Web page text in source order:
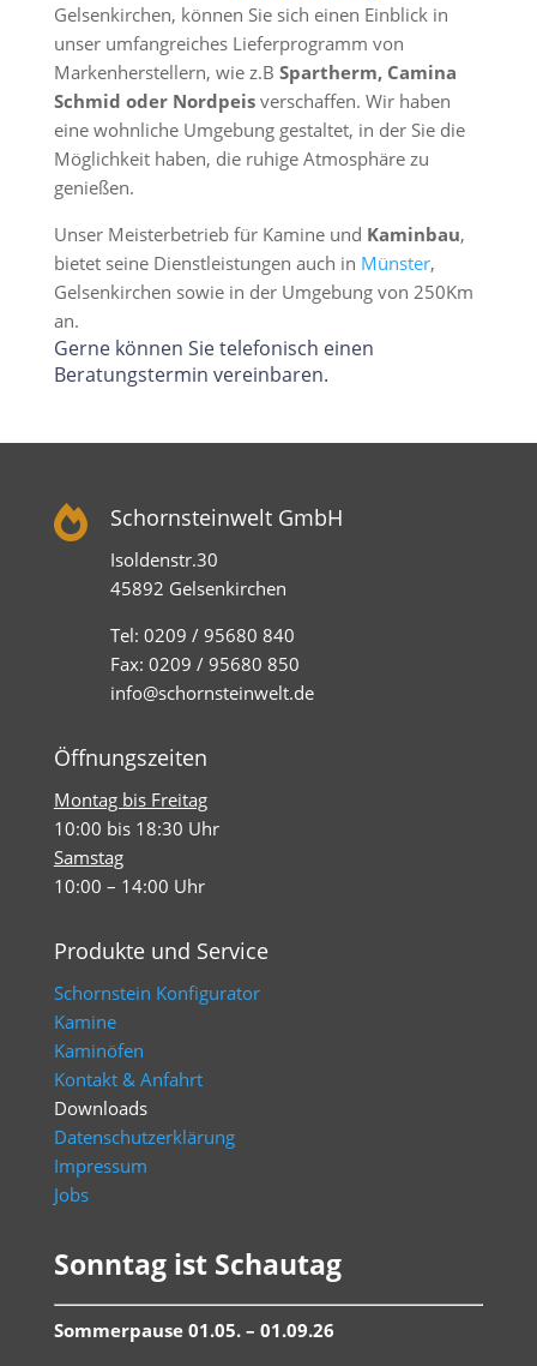
Gelsenkirchen, können Sie sich einen Einblick in
unser umfangreiches Lieferprogramm von
Markenherstellern, wie z.B Spartherm, Camina
Schmid oder Nordpeisverschaffen. Wir haben
eine wohnliche Umgebung gestaltet, in der Sie die
Möglichkeit haben, die ruhige Atmosphäre zu
genießen.
Unser Meisterbetrieb für Kamine und Kaminbau,
bietet seine Dienstleistungen auch in Münster,
Gelsenkirchen sowie in der Umgebung von 250Km
an.
Gerne können Sie telefonisch einen
Beratungstermin vereinbaren.
 Schornsteinwelt GmbH
Isoldenstr.30
45892 Gelsenkirchen
Tel: 0209 / 95680 840
Fax: 0209 / 95680 850
info@schornsteinwelt.de
Öffnungszeiten
Montag bis Freitag
10:00 bis 18:30 Uhr
Samstag
10:00 – 14:00 Uhr
Produkte und Service
Schornstein Konfigurator
Kamine
Kaminöfen
Kontakt & Anfahrt
Downloads
Datenschutzerklärung
Impressum
Jobs
Sonntag ist Schautag
Sommerpause 01.05. – 01.09.26